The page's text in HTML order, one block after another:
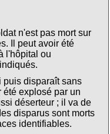
n'est pas mort sur
Il peut avoir été
l'hôpital ou
puis disparaît sans
été explosé par un
déserteur ; il va de
disparus sont morts
identifiables.